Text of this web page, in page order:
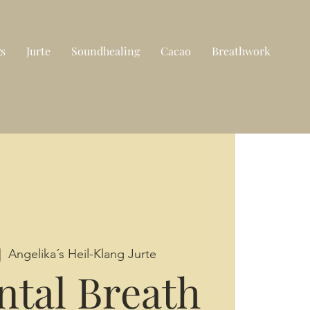
Jurte Soundhealing Cacao Breathwork
|
Angelika´s Heil-Klang Jurte
Breath